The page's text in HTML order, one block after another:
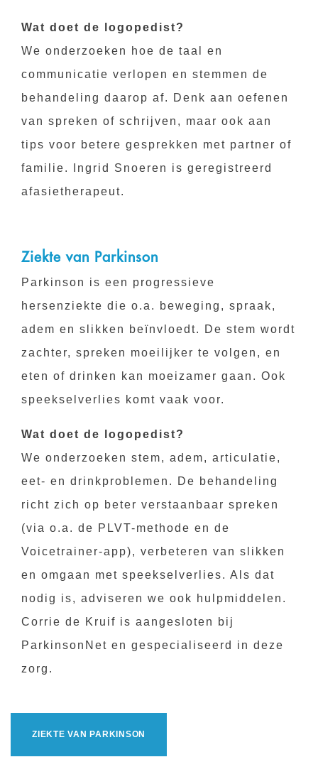
Wat doet de logopedist?
We onderzoeken hoe de taal en
communicatie verlopen en stemmen de
behandeling daarop af. Denk aan oefenen
van spreken of schrijven, maar ook aan
tips voor betere gesprekken met partner of
familie. Ingrid Snoeren is geregistreerd
afasietherapeut.
Ziekte van Parkinson
Parkinson is een progressieve
hersenziekte die o.a. beweging, spraak,
adem en slikken beïnvloedt. De stem wordt
zachter, spreken moeilijker te volgen, en
eten of drinken kan moeizamer gaan. Ook
speekselverlies komt vaak voor.
Wat doet de logopedist?
We onderzoeken stem, adem, articulatie,
eet- en drinkproblemen. De behandeling
richt zich op beter verstaanbaar spreken
(via o.a. de PLVT-methode en de
Voicetrainer-app), verbeteren van slikken
en omgaan met speekselverlies. Als dat
nodig is, adviseren we ook hulpmiddelen.
Corrie de Kruif is aangesloten bij
ParkinsonNet en gespecialiseerd in deze
zorg.
ZIEKTE VAN PARKINSON